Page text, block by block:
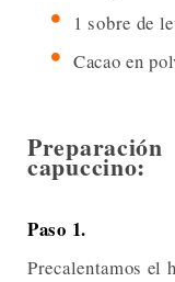
1 sobre de
Cacao en
capuccino:
Paso 1.
Precalentamos el